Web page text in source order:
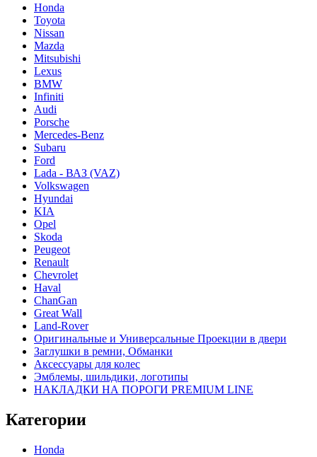
Honda
Toyota
Nissan
Mazda
Mitsubishi
Lexus
BMW
Infiniti
Audi
Porsche
Mercedes-Benz
Subaru
Ford
Lada - ВАЗ (VAZ)
Volkswagen
Hyundai
KIA
Opel
Skoda
Peugeot
Renault
Chevrolet
Haval
ChanGan
Great Wall
Land-Rover
Оригинальные и Универсальные Проекции в двери
Заглушки в ремни, Обманки
Аксессуары для колес
Эмблемы, шильдики, логотипы
НАКЛАДКИ НА ПОРОГИ PREMIUM LINE
Категории
Honda